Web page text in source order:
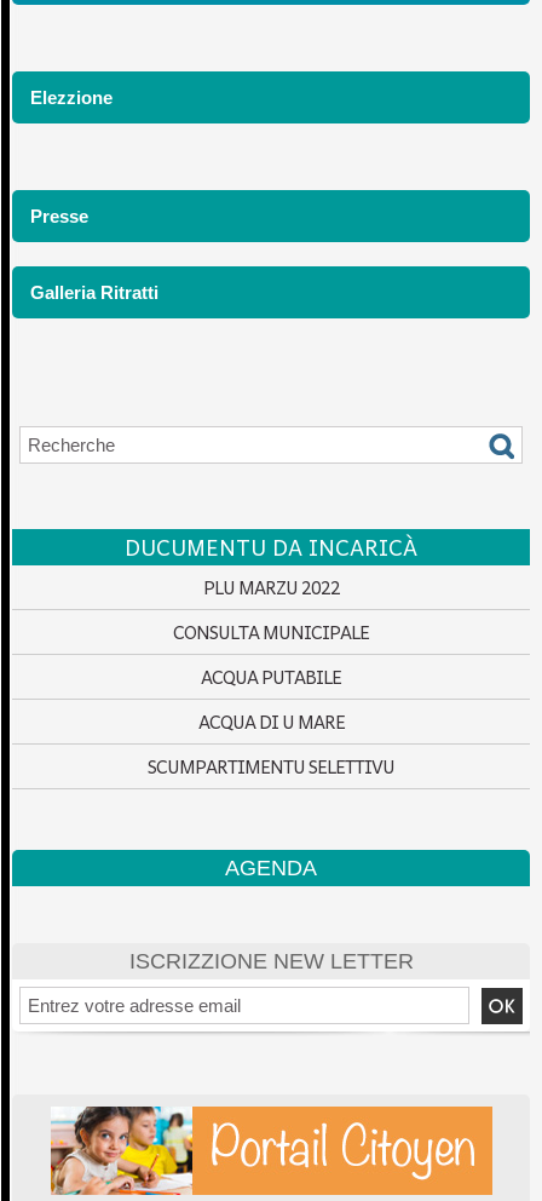
Elezzione
Presse
Galleria Ritratti
DUCUMENTU DA INCARICÀ
PLU MARZU 2022
CONSULTA MUNICIPALE
ACQUA PUTABILE
ACQUA DI U MARE
SCUMPARTIMENTU SELETTIVU
AGENDA
ISCRIZZIONE NEW LETTER